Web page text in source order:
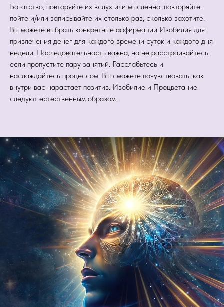
Богатство, повторяйте их вслух или мысленно, повторяйте,
пойте и/или записывайте их столько раз, сколько захотите.
Вы можете выбрать конкретные аффирмации Изобилия для
привлечения денег для каждого времени суток и каждого дня
недели. Последовательность важна, но не расстраивайтесь,
если пропустите пару занятий. Расслабьтесь и
наслаждайтесь процессом. Вы сможете почувствовать, как
внутри вас нарастает позитив. Изобилие и Процветание
следуют естественным образом.